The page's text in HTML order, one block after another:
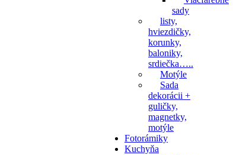
sady
listy,
hviezdičky,
korunky,
baloniky,
srdiečka…..
Motýle
Sada
dekorácii +
guličky,
magnetky,
motýle
Fotorámiky
Kuchyňa